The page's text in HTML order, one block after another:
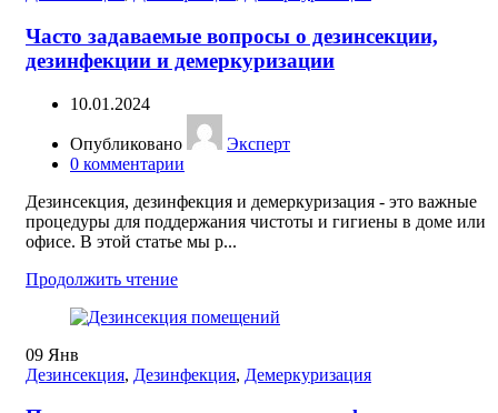
Часто задаваемые вопросы о дезинсекции,
дезинфекции и демеркуризации
10.01.2024
Опубликовано
Эксперт
0 комментарии
Дезинсекция, дезинфекция и демеркуризация - это важные
процедуры для поддержания чистоты и гигиены в доме или
офисе. В этой статье мы р...
Продолжить чтение
09 Янв
Дезинсекция, Дезинфекция, Демеркуризация